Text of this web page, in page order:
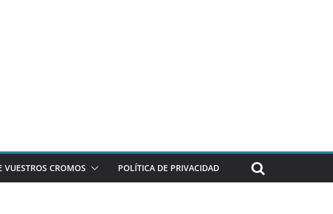
VUESTROS CROMOS POLÍTICA DE PRIVACIDAD